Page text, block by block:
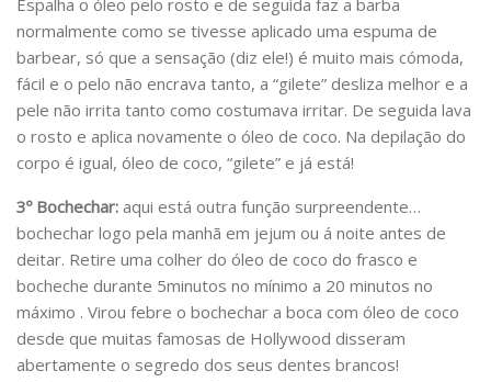
normalmente como se tivesse aplicado uma espuma de
barbear, só que a sensação (diz ele!) é muito mais cómoda,
fácil e o pelo não encrava tanto, a “gilete” desliza melhor e a
pele não irrita tanto como costumava irritar. De seguida lava
o rosto e aplica novamente o óleo de coco. Na depilação do
corpo é igual, óleo de coco, “gilete” e já está!
3º Bochechar: aqui está outra função surpreendente…
bochechar logo pela manhã em jejum ou á noite antes de
deitar. Retire uma colher do óleo de coco do frasco e
bocheche durante 5minutos no mínimo a 20 minutos no
máximo . Virou febre o bochechar a boca com óleo de coco
desde que muitas famosas de Hollywood disseram
abertamente o segredo dos seus dentes brancos!